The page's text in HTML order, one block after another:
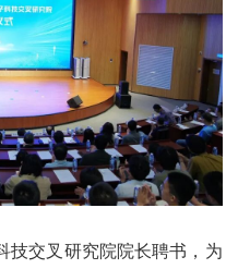
技交叉研究院院长聘书，为